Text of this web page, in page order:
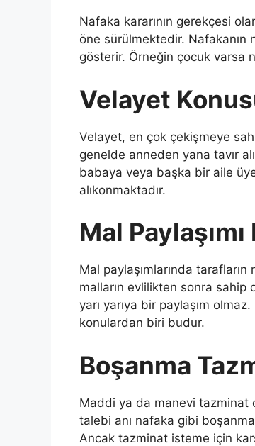
Nafaka kararının gerekçesi
öne sürülmektedir.
gösterir. Örneğin çocuk varsa
Velayet
Velayet, en çok çekişmeye
genelde anneden yana tavır
babaya veya başka bir aile
alıkonmaktadır.
Mal Paylaşımı
Mal paylaşımlarında
malların evlilikten sonra sahip
yarı yarıya bir paylaşım olmaz.
konulardan biri budur.
Boşanma
Maddi ya da manevi tazminat
talebi anı nafaka gibi
Ancak tazminat isteme için